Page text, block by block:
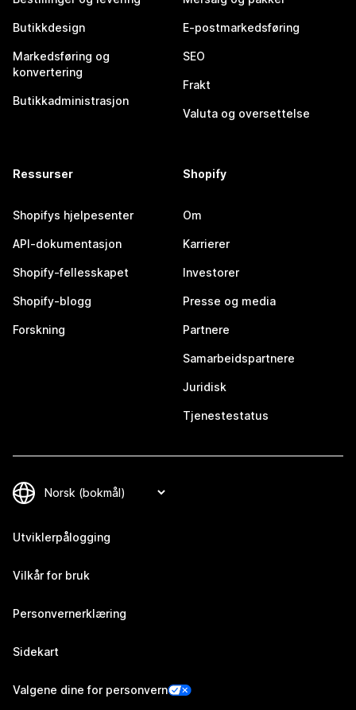
Butikkdesign
Markedsføring og
konvertering
Butikkadministrasjon
E-postmarkedsføring
SEO
Frakt
Valuta og oversettelse
Ressurser
Shopifys hjelpesenter
API-dokumentasjon
Shopify-fellesskapet
Shopify-blogg
Forskning
Shopify
Om
Karrierer
Investorer
Presse og media
Partnere
Samarbeidspartnere
Juridisk
Tjenestestatus
Utviklerpålogging
Vilkår for bruk
Personvernerklæring
Sidekart
Valgene dine for personvern